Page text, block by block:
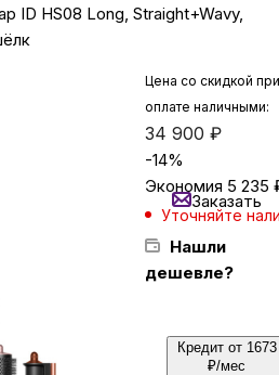
Фототехника
Бытовая техника
Для дома и дачи
ID HS08 Long, Straight+Wavy,
Цена со скидкой при
оплате наличными:
34 900 ₽
-14%
Экономия 5 235
Уточняйте
Нашли
дешевле?
Заказать
Кредит от 1673
₽/мес